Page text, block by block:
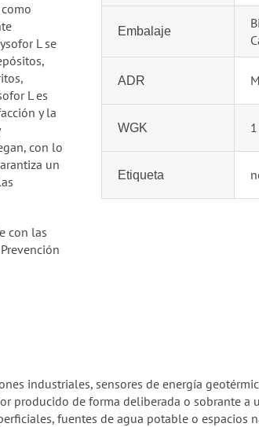
L se
L es
y la
con lo
un
con las
Embalaje
ADR
WGK 1
Etiqueta
industriales, sensores de energía
producido de forma deliberada o sobrante a
fuentes de agua potable o espacios